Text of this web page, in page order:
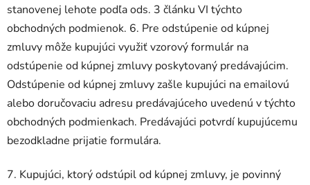
stanovenej lehote podľa ods. 3 článku VI týchto
obchodných podmienok. 6. Pre odstúpenie od kúpnej
zmluvy môže kupujúci využiť vzorový formulár na
odstúpenie od kúpnej zmluvy poskytovaný predávajúcim.
Odstúpenie od kúpnej zmluvy zašle kupujúci na emailovú
alebo doručovaciu adresu predávajúceho uvedenú v týchto
obchodných podmienkach. Predávajúci potvrdí kupujúcemu
bezodkladne prijatie formulára.
7. Kupujúci, ktorý odstúpil od kúpnej zmluvy, je povinný